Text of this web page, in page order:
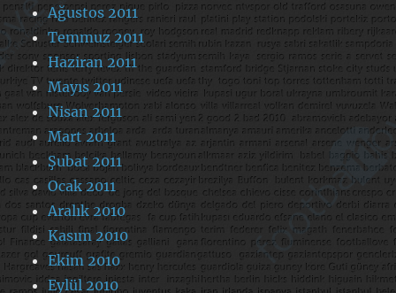
Ağustos 2011
Temmuz 2011
Haziran 2011
Mayıs 2011
Nisan 2011
Mart 2011
Şubat 2011
Ocak 2011
Aralık 2010
Kasım 2010
Ekim 2010
Eylül 2010